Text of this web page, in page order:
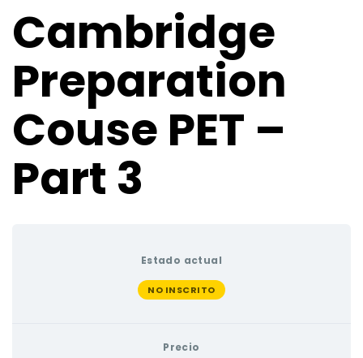
Cambridge
Preparation
Couse PET –
Part 3
Estado actual
NO INSCRITO
Precio